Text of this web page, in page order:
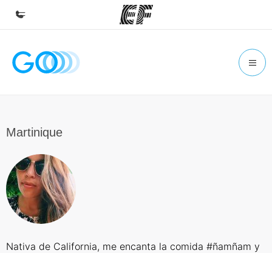
Inicio
Encuentra una oficina
Sobre nosotros
Quiénes somos
Martinique
Nativa de California, me encanta la comida #ñamñam y